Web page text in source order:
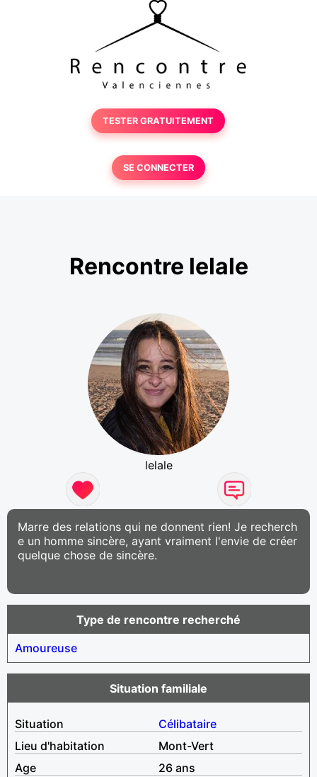
TESTER GRATUITEMENT
SE CONNECTER
Rencontre lelale
lelale
Marre des relations qui ne donnent rien! Je recherch
e un homme sincère, ayant vraiment l'envie de créer
quelque chose de sincère.
Type de rencontre recherché
Amoureuse
Situation familiale
Situation
Célibataire
Lieu d'habitation
Mont-Vert
Age
26 ans